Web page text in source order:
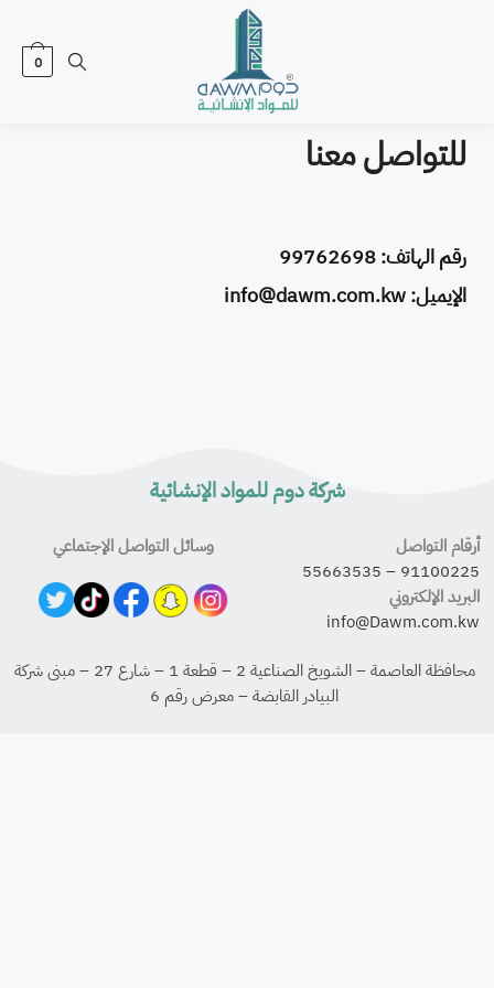
0
للتواصل معنا
رقم الهاتف:99762698
الإيميل:info@dawm.com.kw
شركة دوم للمواد الإنشائية
أرقام التواصل
91100225
–
55663535
البريد الإلكتروني
info@Dawm.com.kw
وسائل التواصل الإجتماعي
محافظة العاصمة – الشويخ الصناعية 2 – قطعة 1 – شارع 27 – مبنى شركة
البيادر القابضة – معرض رقم 6